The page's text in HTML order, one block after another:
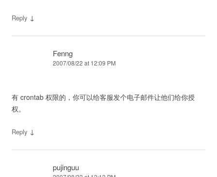
Reply ↓
Fenng
2007/08/22 at 12:09 PM
有 crontab 权限的，你可以给客服发个电子邮件让他们给你授
权。
Reply ↓
pujinguu